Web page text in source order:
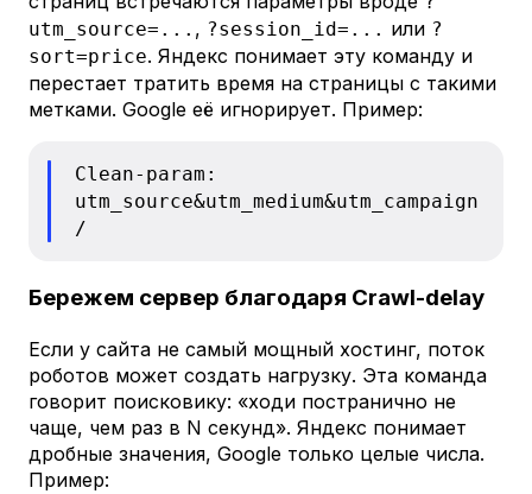
utm_source=... , ?session_id=... или ?
sort=price. Яндекс понимает эту команду и
перестает тратить время на страницы с такими
метками. Google её игнорирует. Пример:
Clean-param:
utm_source&utm_medium&utm_campaign
/
Бережем сервер благодаря Crawl-delay
Если у сайта не самый мощный хостинг, поток
роботов может создать нагрузку. Эта команда
говорит поисковику: «ходи постранично не
чаще, чем раз в N секунд». Яндекс понимает
дробные значения, Google только целые числа.
Пример: